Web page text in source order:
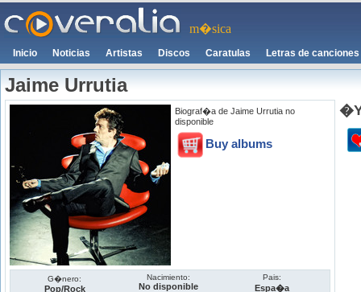
m�sica
Inicio Noticias Artistas Discos Caratulas Letras de canciones
Jaime Urrutia
Biograf�a de Jaime Urrutia no
disponible
Buy albums
G�nero:
Pop/Rock
Nacimiento:
No disponible
Pais:
Espa�a